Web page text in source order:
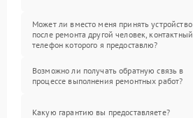
Может ли вместо меня принять устройство
после ремонта другой человек, контактный
телефон которого я предоставлю?
Возможно ли получать обратную связь в
процессе выполнения ремонтных работ?
Какую гарантию вы предоставляете?